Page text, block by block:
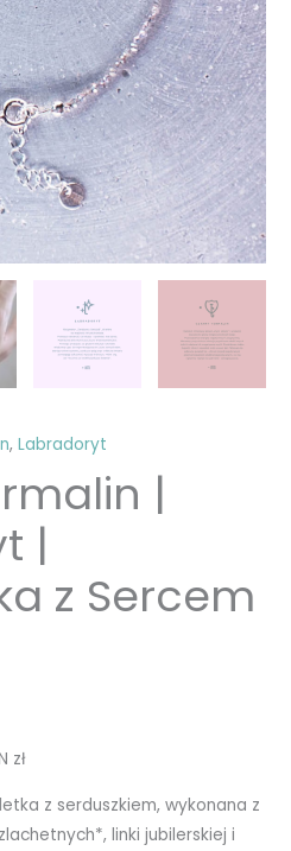
,Labradoryt
|
|
z Sercem
zł
z serduszkiem, wykonana z
linki jubilerskiej i